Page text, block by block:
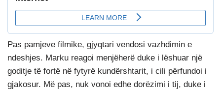
Pas pamjeve filmike, gjyqtari vendosi vazhdimin e
ndeshjes. Marku reagoi menjëherë duke i lëshuar një
goditje të fortë në fytyrë kundërshtarit, i cili përfundoi i
gjakosur. Më pas, nuk vonoi edhe dorëzimi i tij, duke i